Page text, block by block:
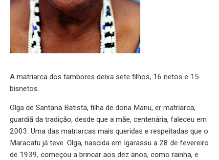
A matriarca dos tambores deixa sete filhos, 16 netos e 15
bisnetos.
Olga de Santana Batista, filha de dona Mariu, er matriarca,
guardiã da tradição, desde que a mãe, centenária, faleceu em
2003. Uma das matriarcas mais queridas e respeitadas que o
Maracatu já teve. Olga, nascida em Igarassu a 28 de fevereiro
de 1939, começou a brincar aos dez anos, como rainha, e